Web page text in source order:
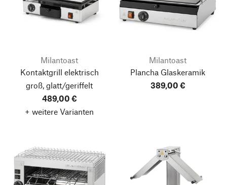
Milantoast
Kontaktgrill elektrisch
groß, glatt/geriffelt
489,00 €
+ weitere Varianten
Milantoast
Plancha Glaskeramik
389,00 €